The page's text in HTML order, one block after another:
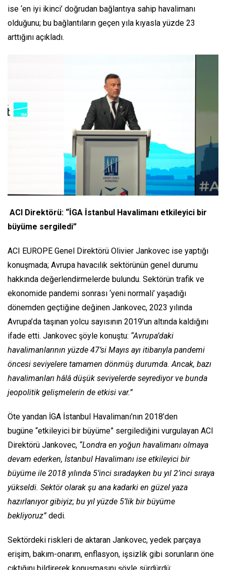
ise ‘en iyi ikinci’ doğrudan bağlantıya sahip havalimanı
olduğunu; bu bağlantıların geçen yıla kıyasla yüzde 23
arttığını açıkladı.
ACI Direktörü: “İGA İstanbul Havalimanı etkileyici bir
büyüme sergiledi”
ACI EUROPE Genel Direktörü Olivier Jankovec ise yaptığı
konuşmada; Avrupa havacılık sektörünün genel durumu
hakkında değerlendirmelerde bulundu. Sektörün trafik ve
ekonomide pandemi sonrası ‘yeni normali’ yaşadığı
dönemden geçtiğine değinen Jankovec, 2023 yılında
Avrupa’da taşınan yolcu sayısının 2019’un altında kaldığını
ifade etti. Jankovec şöyle konuştu: “Avrupa’daki
havalimanlarının yüzde 47’si Mayıs ayı itibarıyla pandemi
öncesi seviyelere tamamen dönmüş durumda. Ancak, bazı
havalimanları hâlâ düşük seviyelerde seyrediyor ve bunda
jeopolitik gelişmelerin de etkisi var.”
Öte yandan İGA İstanbul Havalimanı’nın 2018’den
bugüne “etkileyici bir büyüme” sergilediğini vurgulayan ACI
Direktörü Jankovec, “Londra en yoğun havalimanı olmaya
devam ederken, İstanbul Havalimanı ise etkileyici bir
büyüme ile 2018 yılında 5’inci sıradayken bu yıl 2’inci sıraya
yükseldi. Sektör olarak şu ana kadarki en güzel yaza
hazırlanıyor gibiyiz; bu yıl yüzde 5’lik bir büyüme
bekliyoruz”dedi.
Sektördeki riskleri de aktaran Jankovec, yedek parçaya
erişim, bakım-onarım, enflasyon, işsizlik gibi sorunların öne
çıktığını bildirerek konuşmasını şöyle sürdürdü: